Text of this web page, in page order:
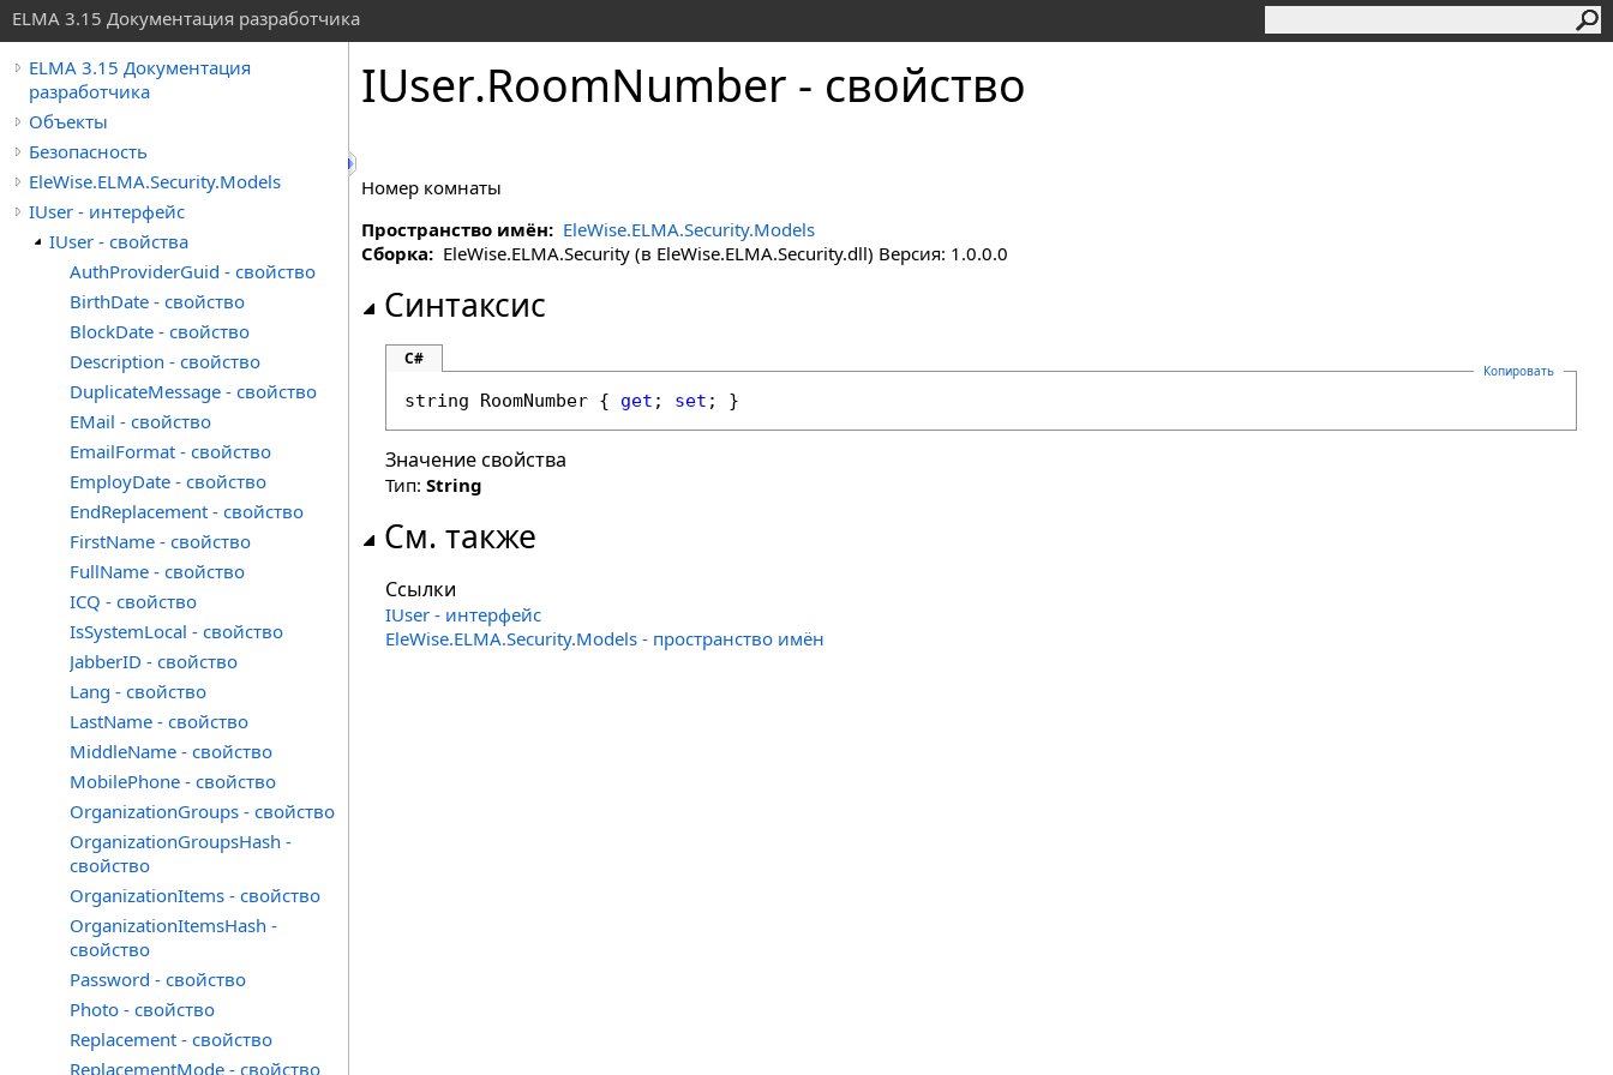
ELMA 3.15 Документация разработчика
ELMA 3.15 Документация
разработчика
Объекты
Безопасность
EleWise.ELMA.Security.Models
IUser - интерфейс
IUser - свойства
AuthProviderGuid - свойство
BirthDate - свойство
BlockDate - свойство
Description - свойство
DuplicateMessage - свойство
EMail - свойство
EmailFormat - свойство
EmployDate - свойство
EndReplacement - свойство
FirstName - свойство
FullName - свойство
ICQ - свойство
IsSystemLocal - свойство
JabberID - свойство
Lang - свойство
LastName - свойство
MiddleName - свойство
MobilePhone - свойство
OrganizationGroups - свойство
OrganizationGroupsHash -
свойство
OrganizationItems - свойство
OrganizationItemsHash -
свойство
Password - свойство
Photo - свойство
Replacement - свойство
ReplacementMode - свойство
IUser.RoomNumber - свойство
Номер комнаты
Пространство имён: EleWise.ELMA.Security.Models
Сборка: EleWise.ELMA.Security (в EleWise.ELMA.Security.dll) Версия: 1.0.0.0
Синтаксис
C#
Копировать
string RoomNumber { get ; set ; }
Значение свойства
Тип: String
См. также
Ссылки
IUser - интерфейс
EleWise.ELMA.Security.Models - пространство имён